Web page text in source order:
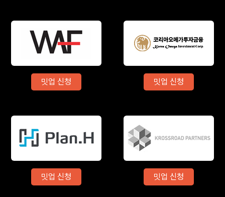
밋업 신청 밋업 신청
밋업 신청 밋업 신청